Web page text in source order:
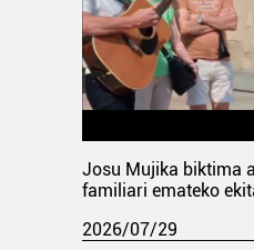
Josu Mujika biktima
familiari emateko
2026/07/29